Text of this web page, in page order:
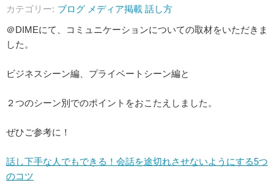
カテゴリー
ブログ メディア掲載 話し方
＠DIMEにて、コミュニケーションについての取材をいただきま
した。
ビジネスシーン編、プライベートシーン編と
２つのシーン別でのポイントをおこたえしました。
ぜひご参考に！
話し下手な人でもできる！会話を途切れさせないようにする5つ
のコツ